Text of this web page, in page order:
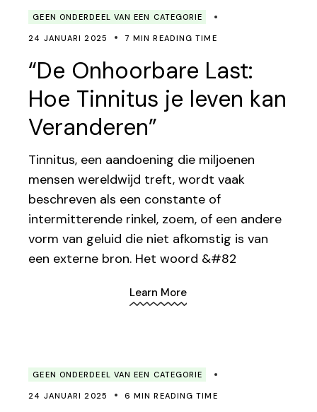
GEEN ONDERDEEL VAN EEN CATEGORIE
24 JANUARI 2025 7 MIN READING TIME
“De Onhoorbare Last:
Hoe Tinnitus je leven kan
Veranderen”
Tinnitus, een aandoening die miljoenen
mensen wereldwijd treft, wordt vaak
beschreven als een constante of
intermitterende rinkel, zoem, of een andere
vorm van geluid die niet afkomstig is van
een externe bron. Het woord &#82
Learn More
GEEN ONDERDEEL VAN EEN CATEGORIE
24 JANUARI 2025 6 MIN READING TIME